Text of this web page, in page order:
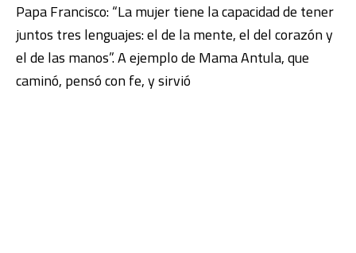
Papa Francisco: “La mujer tiene la capacidad de tener
juntos tres lenguajes: el de la mente, el del corazón y
el de las manos”. A ejemplo de Mama Antula, que
caminó, pensó con fe, y sirvió